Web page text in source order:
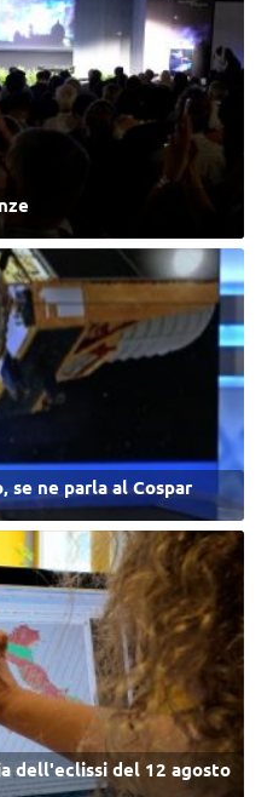
ne parla al Cospar
dell'eclissi del 12 agosto